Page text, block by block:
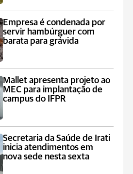
Empresa é condenada por
servir hambúrguer com
barata para grávida
Mallet apresenta projeto ao
MEC para implantação de
campus do IFPR
Secretaria da Saúde de Irati
inicia atendimentos em
nova sede nesta sexta